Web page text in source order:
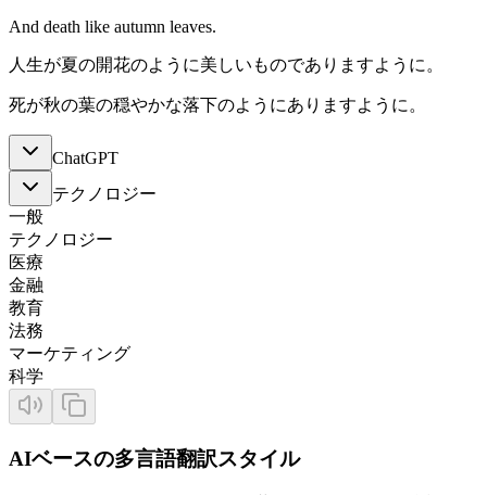
And death like autumn leaves.
人生が夏の開花のように美しいものでありますように。
死が秋の葉の穏やかな落下のようにありますように。
ChatGPT
テクノロジー
一般
テクノロジー
医療
金融
教育
法務
マーケティング
科学
AIベースの多言語翻訳スタイル